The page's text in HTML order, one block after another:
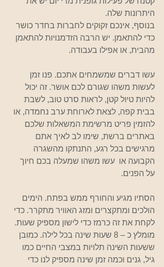
היתרונות שלה.
בנוסף, אינכם זקוקים לחברות בחדר כושר
כדי להתאמן. יש הרבה הזדמנויות להתאמן
מהבית, או אפילו בעבודה.
עשו דברים שמשמחים אתכם. פנו זמן
לעשות משהו שגורם לכם אושר. זה יכול
להיות טיול קטן, לראות סרט טוב, לשבת
בבית קפה, לצאת לארוחת ערב נחמדה, או
להזמין פריט מרשימת המשאלות שלכם
באתרים ברשת, שימו לב לאיך אתם
מרגישים בכל רגע, התנתקו מהשגרה
הקבועה או  עשו משהו שמעלה בכם חיוך
על הפנים.
הסתיו מגיע והחורף ממש בפתח. הימים
הולכים ומתקצרים ומזג האוויר מתקרר. כדי
לקחת את זה כרמז כדי לישון מספיק שעות.
מומלץ כ – 8 שעות שינה בכל לילה. כמובן
ששעות השינה תלויות במצבי החיים כמו
גיל, גנים וכמה זמן שינה מספיק לנו כדי